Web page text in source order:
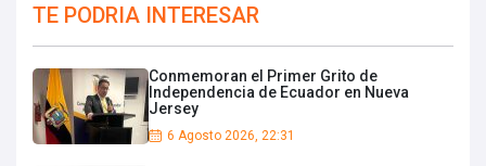
TE PODRIA INTERESAR
Conmemoran el Primer Grito de
Independencia de Ecuador en Nueva
Jersey
6 Agosto 2026, 22:31